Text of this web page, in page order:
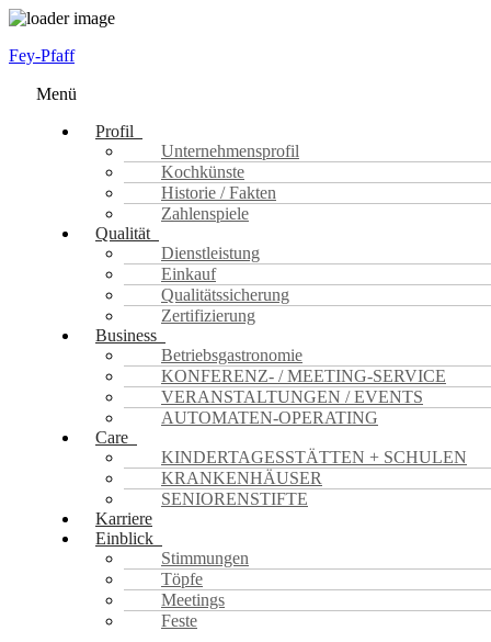
Fey-Pfaff
Menü
Profil
Unternehmensprofil
Kochkünste
Historie / Fakten
Zahlenspiele
Qualität
Dienstleistung
Einkauf
Qualitätssicherung
Zertifizierung
Business
Betriebsgastronomie
KONFERENZ- / MEETING-SERVICE
VERANSTALTUNGEN / EVENTS
AUTOMATEN-OPERATING
Care
KINDERTAGESSTÄTTEN + SCHULEN
KRANKENHÄUSER
SENIORENSTIFTE
Karriere
Einblick
Stimmungen
Töpfe
Meetings
Feste